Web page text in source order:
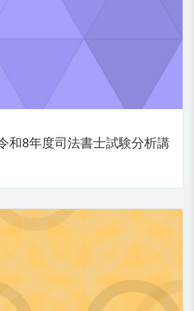
和8年度司法書士試験分析講